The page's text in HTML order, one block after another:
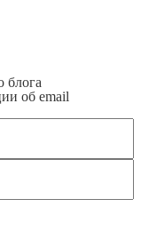
блога
об email